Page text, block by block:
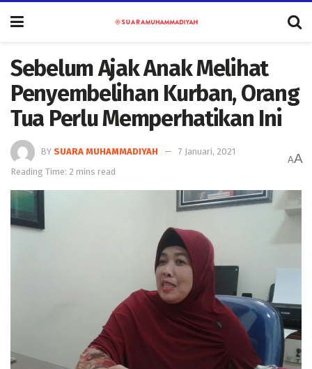
Sebelum Ajak Anak Melihat
Penyembelihan Kurban, Orang
Tua Perlu Memperhatikan Ini
BY SUARA MUHAMMADIYAH
7 Januari, 2021
Reading Time: 2 mins read
AA